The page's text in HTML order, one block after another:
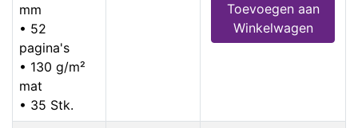
mm
• 52
pagina's
• 130 g/m²
mat
• 35 Stk.
Toevoegen aan
Winkelwagen